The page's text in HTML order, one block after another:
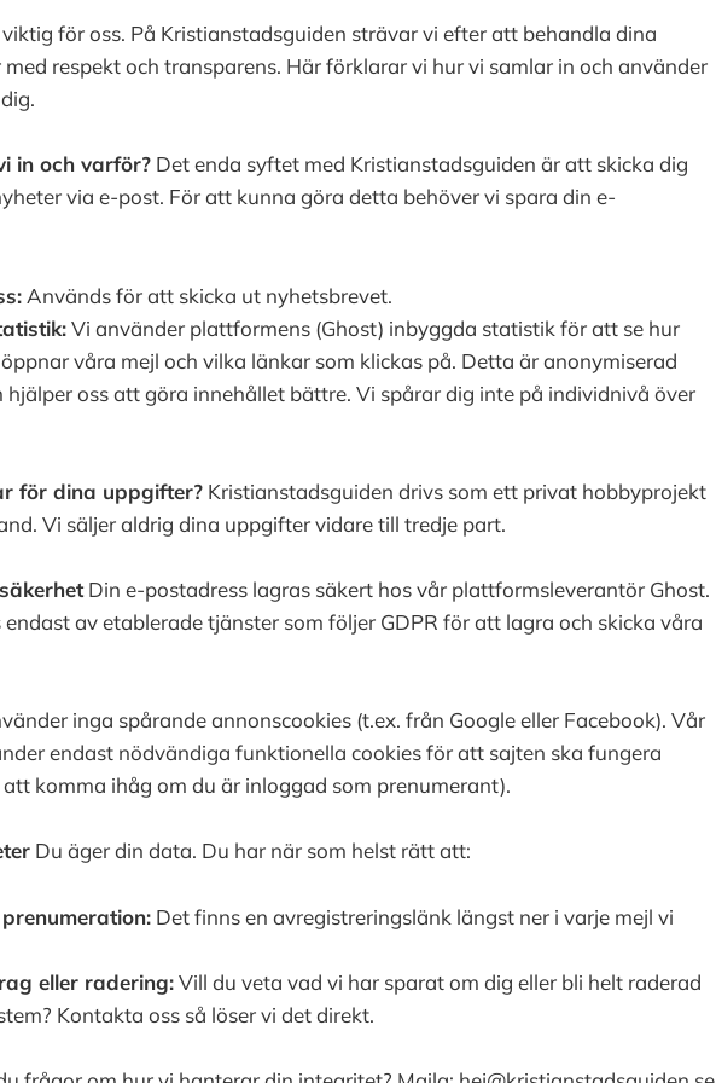
för oss. På Kristianstadsguiden strävar vi efter att behandla dina
respekt och transparens. Här förklarar vi hur vi samlar in och använder
in och varför? Det enda syftet med Kristianstadsguiden är att skicka dig
via e-post. För att kunna göra detta behöver vi spara din e-
Används för att skicka ut nyhetsbrevet.
Vi använder plattformens (Ghost) inbyggda statistik för att se hur
våra mejl och vilka länkar som klickas på. Detta är anonymiserad
hjälper oss att göra innehållet bättre. Vi spårar dig inte på individnivå över
för dina uppgifter? Kristianstadsguiden drivs som ett privat hobbyprojekt
Vi säljer aldrig dina uppgifter vidare till tredje part.
Din e-postadress lagras säkert hos vår plattformsleverantör Ghost.
av etablerade tjänster som följer GDPR för att lagra och skicka våra
inga spårande annonscookies (t.ex. från Google eller Facebook). Vår
endast nödvändiga funktionella cookies för att sajten ska fungera
komma ihåg om du är inloggad som prenumerant).
Du äger din data. Du har när som helst rätt att:
Det finns en avregistreringslänk längst ner i varje mejl vi
eller radering:Vill du veta vad vi har sparat om dig eller bli helt raderad
Kontakta oss så löser vi det direkt.